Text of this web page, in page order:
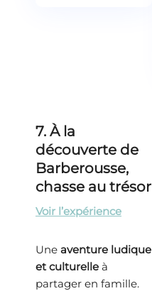
7. À la
découverte de
Barberousse,
chasse au trésor
Voir l’expérience
Une aventure ludique
et culturelle à
partager en famille.